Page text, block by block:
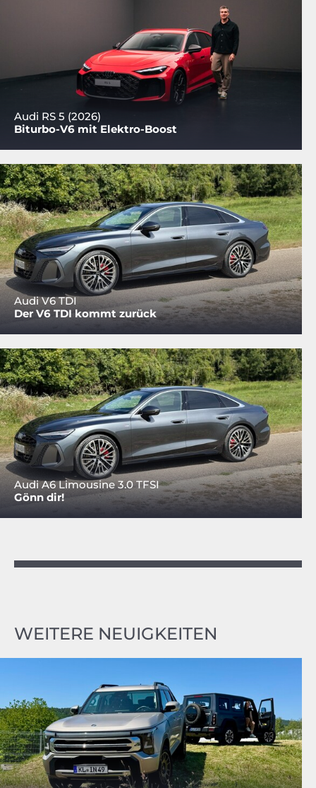
Audi RS 5 (2026)
Biturbo-V6 mit Elektro-Boost
Audi V6 TDI
Der V6 TDI kommt zurück
Audi A6 Limousine 3.0 TFSI
Gönn dir!
WEITERE NEUIGKEITEN